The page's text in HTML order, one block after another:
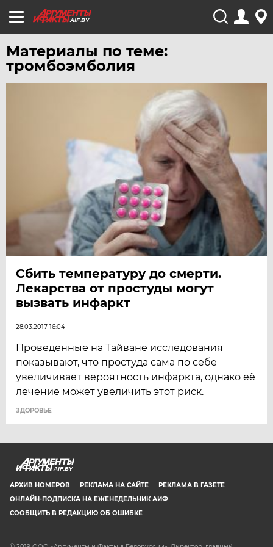
AIF.BY
Материалы по теме:
тромбоэмболия
Сбить температуру до смерти.
Лекарства от простуды могут
вызвать инфаркт
28.03.2017 16:04
Проведенные на Тайване исследования
показывают, что простуда сама по себе
увеличивает вероятность инфаркта, однако её
лечение может увеличить этот риск.
ЗДОРОВЬЕ
AIF.BY
АРХИВ НОМЕРОВ РЕКЛАМА НА САЙТЕ
РЕКЛАМА В ГАЗЕТЕ
ОНЛАЙН-ПОДПИСКА НА ЕЖЕНЕДЕЛЬНИК АИФ
СООБЩИТЬ В РЕДАКЦИЮ ОБ ОШИБКЕ